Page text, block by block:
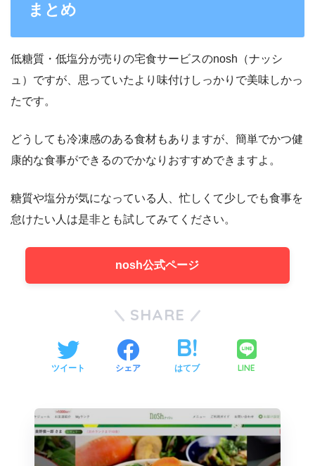
まとめ
低糖質・低塩分が売りの宅食サービスのnosh（ナッシ
ュ）ですが、思っていたより味付けしっかりで美味しかっ
たです。
どうしても冷凍感のある食材もありますが、簡単でかつ健
康的な食事ができるのでかなりおすすめできますよ。
糖質や塩分が気になっている人、忙しくて少しでも食事を
怠けたい人は是非とも試してみてください。
nosh公式ページ
SHARE
ツイート シェア はてブ LINE